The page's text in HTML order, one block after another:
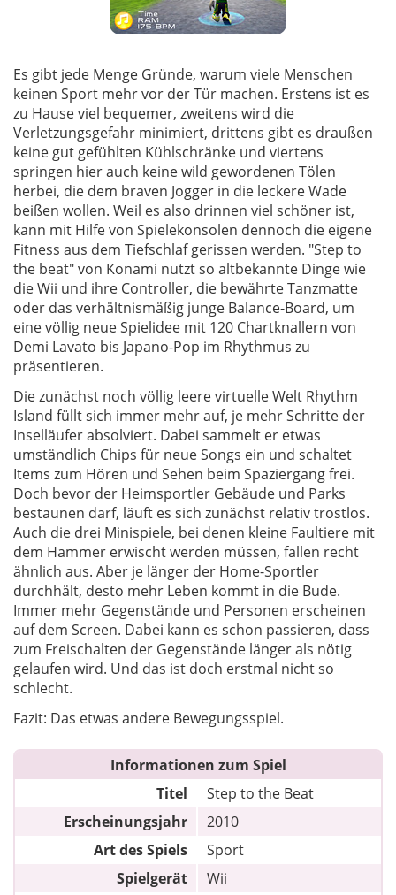
Es gibt jede Menge Gründe, warum viele Menschen
keinen Sport mehr vor der Tür machen. Erstens ist es
zu Hause viel bequemer, zweitens wird die
Verletzungsgefahr minimiert, drittens gibt es draußen
keine gut gefühlten Kühlschränke und viertens
springen hier auch keine wild gewordenen Tölen
herbei, die dem braven Jogger in die leckere Wade
beißen wollen. Weil es also drinnen viel schöner ist,
kann mit Hilfe von Spielekonsolen dennoch die eigene
Fitness aus dem Tiefschlaf gerissen werden. "Step to
the beat" von Konami nutzt so altbekannte Dinge wie
die Wii und ihre Controller, die bewährte Tanzmatte
oder das verhältnismäßig junge Balance-Board, um
eine völlig neue Spielidee mit 120 Chartknallern von
Demi Lavato bis Japano-Pop im Rhythmus zu
präsentieren.
Die zunächst noch völlig leere virtuelle Welt Rhythm
Island füllt sich immer mehr auf, je mehr Schritte der
Inselläufer absolviert. Dabei sammelt er etwas
umständlich Chips für neue Songs ein und schaltet
Items zum Hören und Sehen beim Spaziergang frei.
Doch bevor der Heimsportler Gebäude und Parks
bestaunen darf, läuft es sich zunächst relativ trostlos.
Auch die drei Minispiele, bei denen kleine Faultiere mit
dem Hammer erwischt werden müssen, fallen recht
ähnlich aus. Aber je länger der Home-Sportler
durchhält, desto mehr Leben kommt in die Bude.
Immer mehr Gegenstände und Personen erscheinen
auf dem Screen. Dabei kann es schon passieren, dass
zum Freischalten der Gegenstände länger als nötig
gelaufen wird. Und das ist doch erstmal nicht so
schlecht.
Fazit: Das etwas andere Bewegungsspiel.
Informationen zum Spiel
Titel
Step to the Beat
Erscheinungsjahr
2010
Art des Spiels
Sport
Spielgerät
Wii